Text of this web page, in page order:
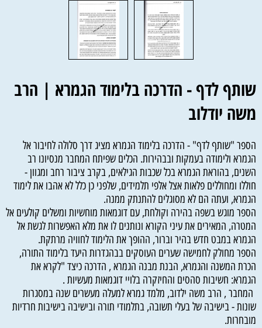
שותף לדף - הדרכה בלימוד הגמרא | הרב
משה יודלוב
הספר "שותף לדף" - הדרכה בלימוד הגמרא מציג דרך סלולה לחיבור אל
הגמרא ולימודה בעמקות ובבהירות. הכלים שפיתח המחבר מנסיונו רב
השנים, בהוראת הגמרא בכל שכבות הגילאים, בקרב ציבור רחב ומגוון -
חוללו ומחוללים פלאות אצל אלפי תלמידים, שלפני כן כלל לא אהבו את לימוד
הגמרא, ועתה הם לא מסוגלים להתנתק ממנה.
הספר מוגש בשפה בהירה וקולחת, עם דוגמאות מוחשיות ומשלים קולעים אל
המטרה, המאירים את עיני הקורא ונותנים לו את מלא האפשרות לגשת אל
הגמרא במבט חדש בהיר וברור, ההופך את הלימוד לחוויה מרתקת.
הספר מחולק לחמישה שערים העוסקים בבהגדרות היעד בלימוד התורה,
הכרת המשנה והגמרא, הבנת מבנה הגמרא , הדרכה כיצד "לקרא את
הגמרא: חשיבות סהסים והחיזקרה בלויי דוגמאות מעשיות .
המחבר , הרב משה ילדוב, מלמד גמרא למעלה מעשרים שנה במסגרות
שונות - בישיבה של בעלי תשובה, בתלמודי תורה ובישיבה בישיבות חרדיות
מובחרות.